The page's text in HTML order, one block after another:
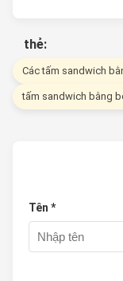
thẻ:
Các tấm sandwich
tấm sandwich bằng
Tên *